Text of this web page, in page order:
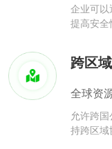
企业可以
提高安全
跨区
全球资
允许跨
持跨区域